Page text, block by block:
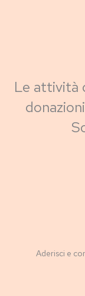
Le attività
Aderisci e